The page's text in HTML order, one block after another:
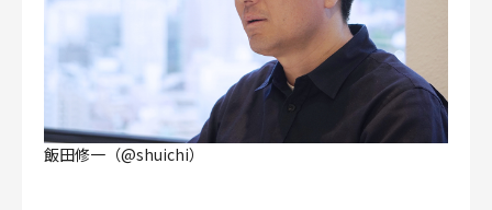
飯田修一（@shuichi）